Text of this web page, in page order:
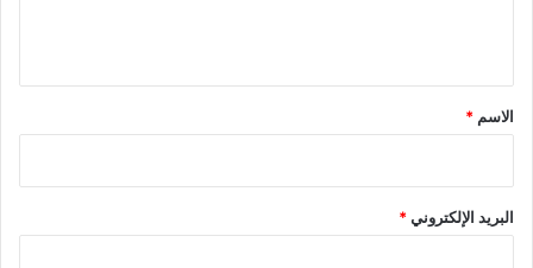
*
الاسم *
البريد الإلكتروني*